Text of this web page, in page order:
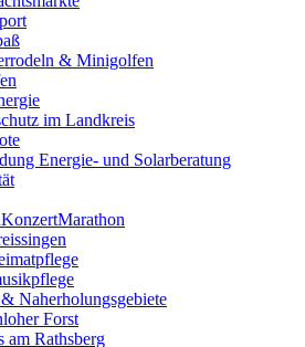
& Minigolfen
im Landkreis
Energie- und Solarberatung
Naherholungsgebiete
Forst
am Rathsberg